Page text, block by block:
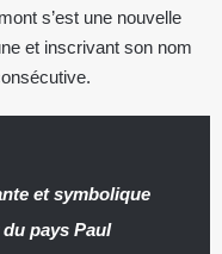
s’est une nouvelle
et inscrivant son nom
et symbolique
pays Paul